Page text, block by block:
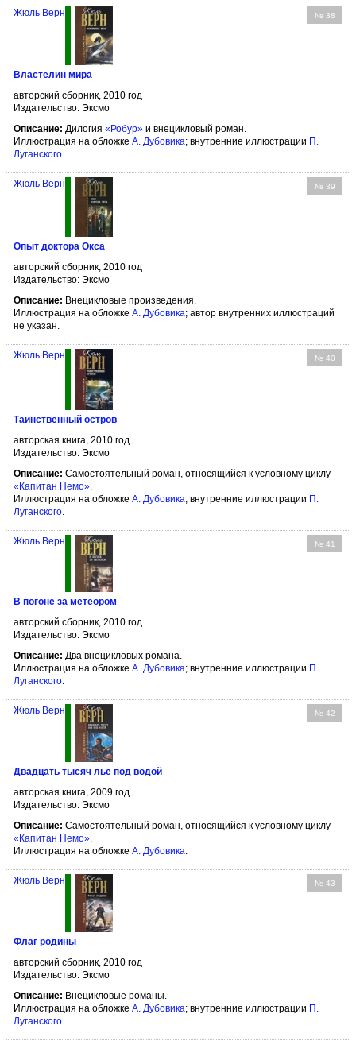
№ 38
Жюль Верн
Властелин мира
авторский сборник, 2010 год
Издательство: Эксмо
Описание: Дилогия «Робур» и внецикловый роман.
Иллюстрация на обложке А. Дубовика; внутренние иллюстрации П.
Луганского.
№ 39
Жюль Верн
Опыт доктора Окса
авторский сборник, 2010 год
Издательство: Эксмо
Описание: Внецикловые произведения.
Иллюстрация на обложке А. Дубовика; автор внутренних иллюстраций
не указан.
№ 40
Жюль Верн
Таинственный остров
авторская книга, 2010 год
Издательство: Эксмо
Описание: Самостоятельный роман, относящийся к условному циклу
«Капитан Немо».
Иллюстрация на обложке А. Дубовика; внутренние иллюстрации П.
Луганского.
№ 41
Жюль Верн
В погоне за метеором
авторский сборник, 2010 год
Издательство: Эксмо
Описание: Два внецикловых романа.
Иллюстрация на обложке А. Дубовика; внутренние иллюстрации П.
Луганского.
№ 42
Жюль Верн
Двадцать тысяч лье под водой
авторская книга, 2009 год
Издательство: Эксмо
Описание: Самостоятельный роман, относящийся к условному циклу
«Капитан Немо».
Иллюстрация на обложке А. Дубовика.
№ 43
Жюль Верн
Флаг родины
авторский сборник, 2010 год
Издательство: Эксмо
Описание: Внецикловые романы.
Иллюстрация на обложке А. Дубовика; внутренние иллюстрации П.
Луганского.